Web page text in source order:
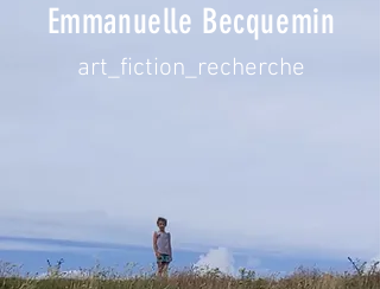
Emmanuelle Becquemin
art_fiction_recherche